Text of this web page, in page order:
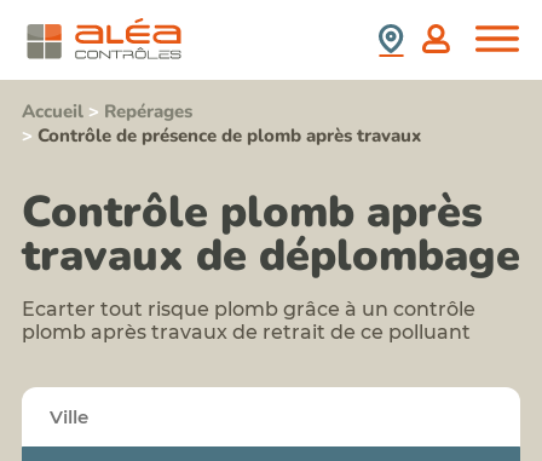
d'amiante
Contrôle
de
présence
de
plomb
Repérage
avant
démolition
Repérages
amiante
et
avant
travaux
enrobés
prix,
Formation
information
risque
amiante
pour
les
du
BTP
plomb
Formation
risque
Nous
Rejoindre
Stagiaires,
Partenaires,
Collaborateurs
Contrôles
Nos
Valeurs
Contact
Notre
politique
RSE
France
Espagne
Accueil > Repérages
> Contrôle de présence de plomb après travaux
Contrôle plomb après
travaux de déplombage
Ecarter tout risque plomb grâce à un contrôle
plomb après travaux de retrait de ce polluant